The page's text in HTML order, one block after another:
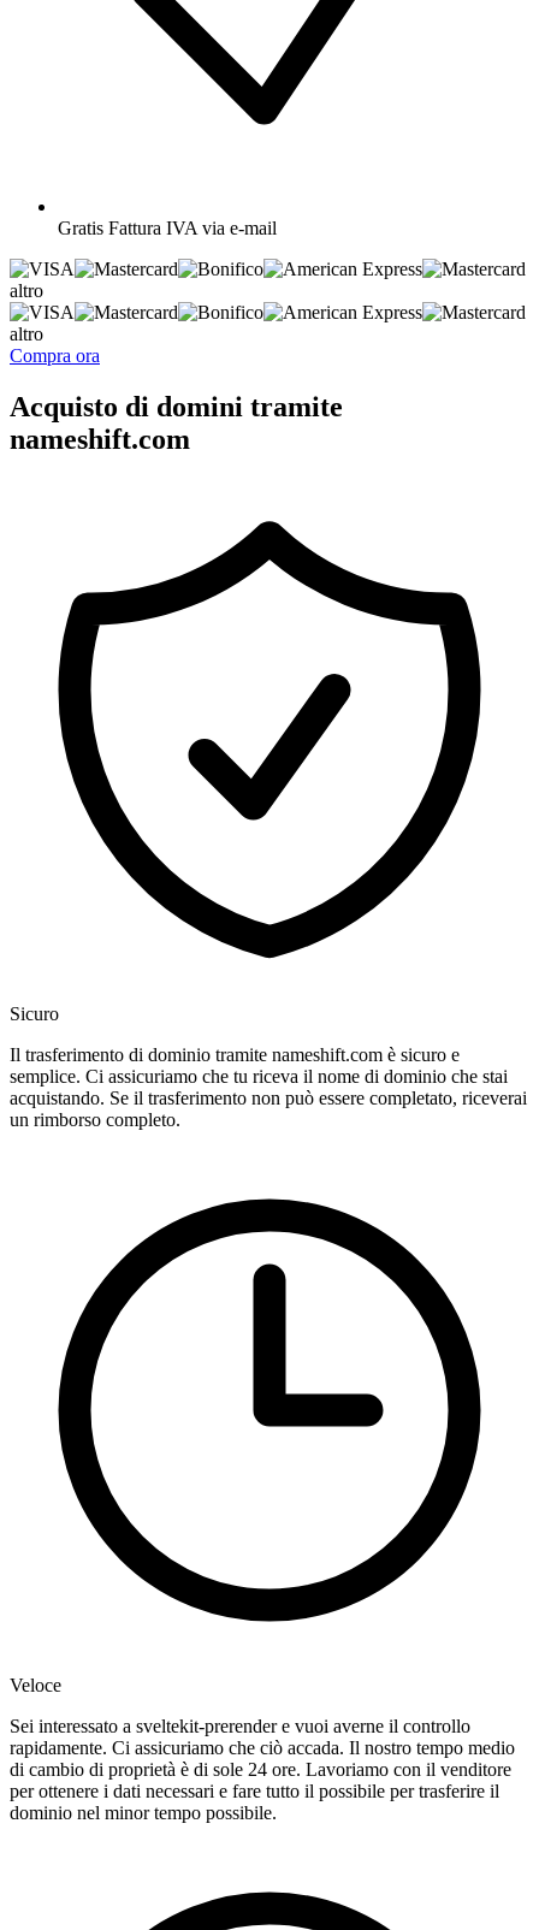
Gratis Fattura IVA via e-mail
altro
altro
Compra ora
Acquisto di domini tramite
nameshift.com
Sicuro
Il trasferimento di dominio tramite nameshift.com è sicuro e
semplice. Ci assicuriamo che tu riceva il nome di dominio che stai
acquistando. Se il trasferimento non può essere completato, riceverai
un rimborso completo.
Veloce
Sei interessato a sveltekit-prerender e vuoi averne il controllo
rapidamente. Ci assicuriamo che ciò accada. Il nostro tempo medio
di cambio di proprietà è di sole 24 ore. Lavoriamo con il venditore
per ottenere i dati necessari e fare tutto il possibile per trasferire il
dominio nel minor tempo possibile.